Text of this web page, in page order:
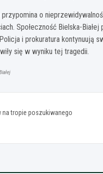
przypomina o
Społeczność Bielska-
i prokuratura kontynuują
się w wyniku tej tragedii.
tropie poszukiwanego